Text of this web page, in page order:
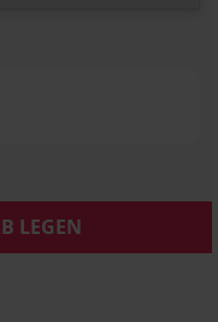
LEGEN